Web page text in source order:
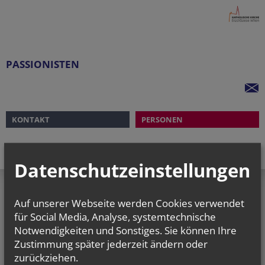
PASSIONISTEN
KONTAKT PERSONEN
Passionisten
Maria Schutz 1
2641 Schottwien
T+43 (2663) 82 08
Datenschutzeinstellungen
Auf unserer Webseite werden Cookies verwendet
für Social Media, Analyse, systemtechnische
Notwendigkeiten und Sonstiges. Sie können Ihre
Zustimmung später jederzeit ändern oder
zurückziehen.